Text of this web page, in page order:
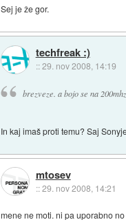
Sej je že gor.
techfreak :)
::29. nov 2008, 14:19
brezveze. a bojo se na
In kaj imaš proti temu? Saj
mtosev
::29. nov 2008, 14:21
mene ne moti. ni pa uporabno